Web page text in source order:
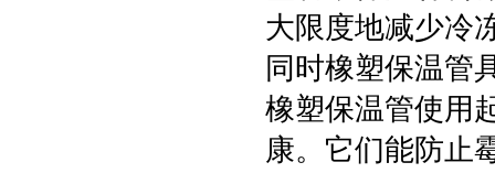
大限度地减少冷
同时橡塑保温管
橡塑保温管使用
康。它们能防止